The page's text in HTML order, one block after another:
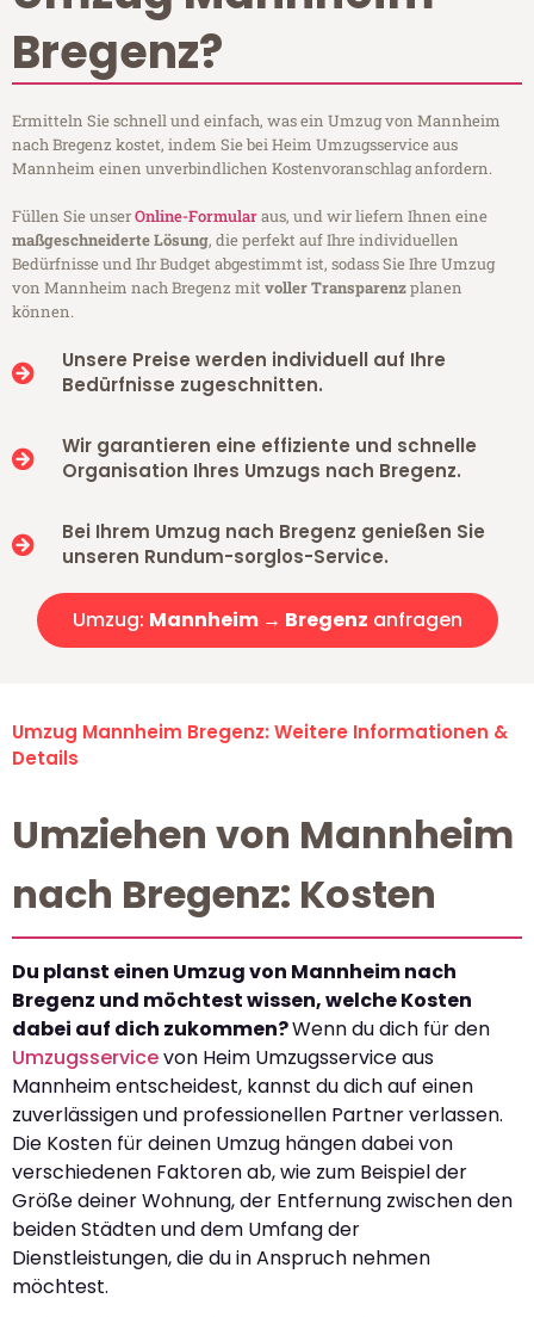
Bregenz?
Ermitteln Sie schnell und einfach, was ein Umzug von Mannheim
nach Bregenz kostet, indem Sie bei Heim Umzugsservice aus
Mannheim einen unverbindlichen Kostenvoranschlag anfordern.
Füllen Sie unserOnline-Formularaus, und wir liefern Ihnen eine
maßgeschneiderte Lösung, die perfekt auf Ihre individuellen
Bedürfnisse und Ihr Budget abgestimmt ist, sodass Sie Ihre Umzug
von Mannheim nach Bregenz mitvoller Transparenzplanen
können.
Unsere Preise werden individuell auf Ihre
Bedürfnisse zugeschnitten.
Wir garantieren eine effiziente und schnelle
Organisation Ihres Umzugs nach Bregenz.
Bei Ihrem Umzug nach Bregenz genießen Sie
unseren Rundum-sorglos-Service.
Umzug: Mannheim → Bregenz anfragen
Umzug Mannheim Bregenz: Weitere Informationen &
Details
Umziehen von Mannheim
nach Bregenz: Kosten
Du planst einen Umzug von Mannheim nach
Bregenz und möchtest wissen, welche Kosten
dabei auf dich zukommen?Wenn du dich für den
Umzugsservicevon Heim Umzugsservice aus
Mannheim entscheidest, kannst du dich auf einen
zuverlässigen und professionellen Partner verlassen.
Die Kosten für deinen Umzug hängen dabei von
verschiedenen Faktoren ab, wie zum Beispiel der
Größe deiner Wohnung, der Entfernung zwischen den
beiden Städten und dem Umfang der
Dienstleistungen, die du in Anspruch nehmen
möchtest.